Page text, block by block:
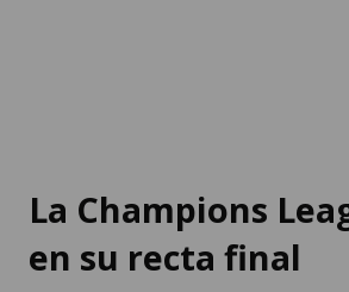
La Champions
en su recta final